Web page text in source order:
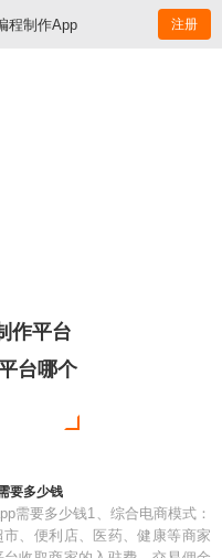
程制作App 注册
作平台
台哪个
要多少钱
需要多少钱1、综合电商模式：
、便利店、医药、健康等商家